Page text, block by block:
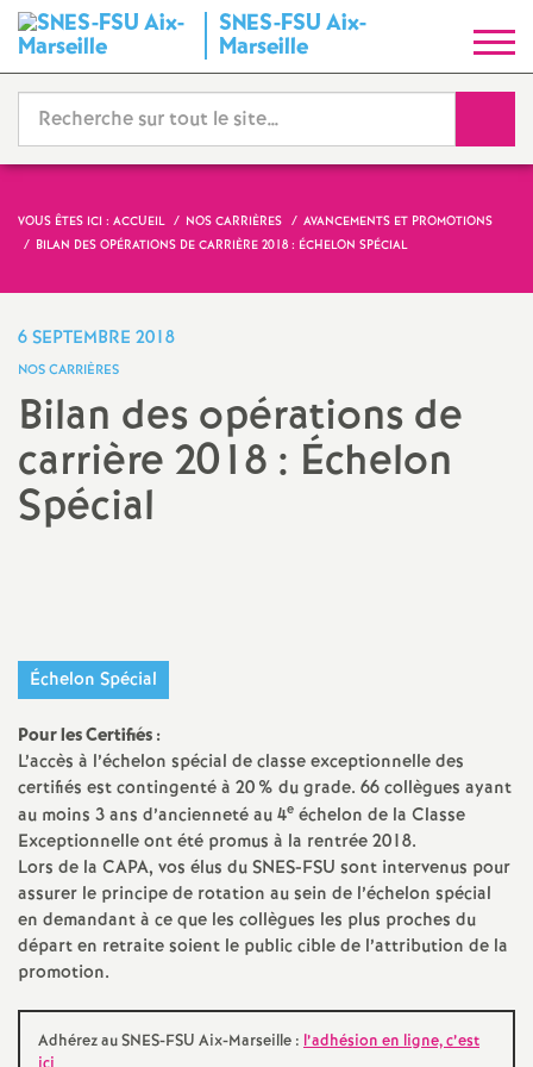
SNES-FSU Aix-
Marseille
y
n
d
i
a
t
o
n
a
l
d
VOUS ÊTES ICI : ACCUEIL NOS CARRIÈRES
AVANCEMENTS ET PROMOTIONS
BILAN DES OPÉRATIONS DE CARRIÈRE 2018 : ÉCHELON SPÉCIAL
6 SEPTEMBRE 2018
NOS CARRIÈRES
Bilan des opérations de
carrière 2018 : Échelon
Spécial
Échelon Spécial
Pour les Certifiés :
L’accès à l’échelon spécial de classe exceptionnelle des
certifiés est contingenté à 20% du grade. 66 collègues ayant
au moins 3 ans d’ancienneté au 4e échelon de la Classe
Exceptionnelle ont été promus à la rentrée 2018.
Lors de la CAPA, vos élus du SNES-FSU sont intervenus pour
assurer le principe de rotation au sein de l’échelon spécial
en demandant à ce que les collègues les plus proches du
départ en retraite soient le public cible de l’attribution de la
promotion.
Adhérez au SNES-FSU Aix-Marseille : l’adhésion en ligne, c’est